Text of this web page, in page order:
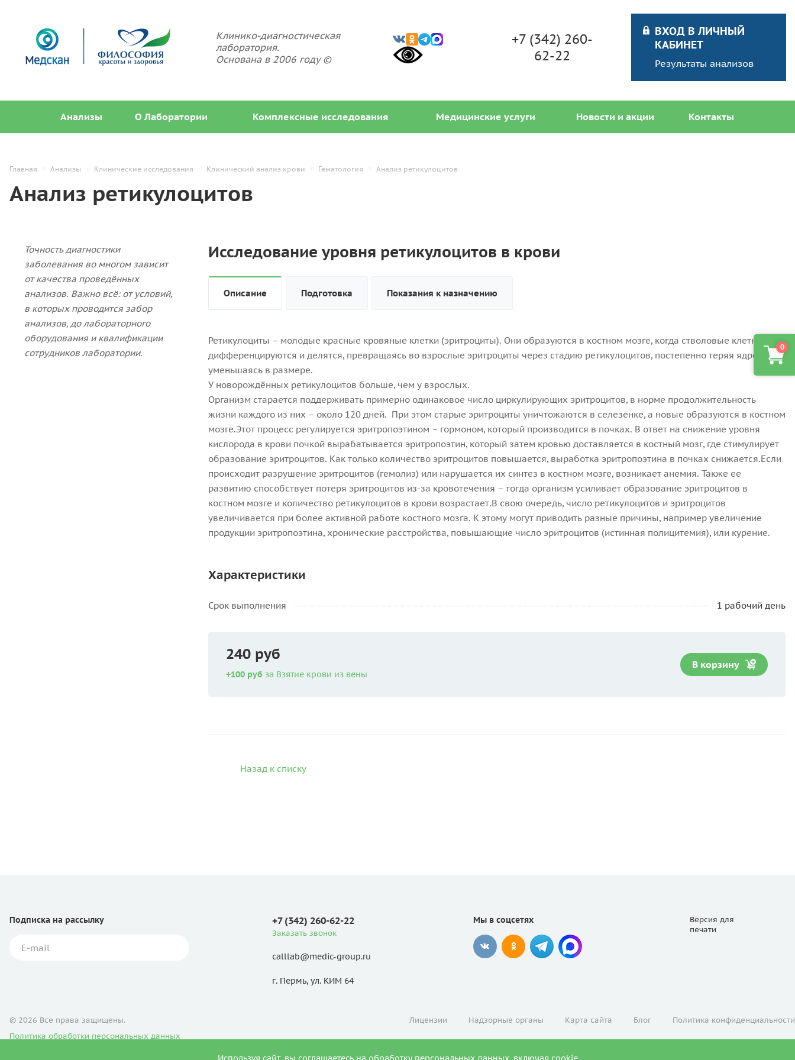
Клинико-диагностическая
лаборатория.
Основана в 2006 году ©
+7 (342) 260-
62-22
ВХОД В ЛИЧНЫЙ
КАБИНЕТ
Результаты анализов
Анализы О Лаборатории Комплексные исследования Медицинские услуги Новости и акции Контакты
0
Главная Анализы Клинические исследования Клинический анализ крови Гематология Анализ ретикулоцитов
Анализ ретикулоцитов
Точность диагностики
заболевания во многом зависит
от качества проведённых
анализов. Важно всё: от условий,
в которых проводится забор
анализов, до лабораторного
оборудования и квалификации
сотрудников лаборатории.
Исследование уровня ретикулоцитов в крови
Описание Подготовка Показания к назначению
Ретикулоциты – молодые красные кровяные клетки (эритроциты). Они образуются в костном мозге, когда стволовые клетки
дифференцируются и делятся, превращаясь во взрослые эритроциты через стадию ретикулоцитов, постепенно теряя ядро и
уменьшаясь в размере.
У новорождённых ретикулоцитов больше, чем у взрослых.
Организм старается поддерживать примерно одинаковое число циркулирующих эритроцитов, в норме продолжительность
жизни каждого из них – около 120 дней. При этом старые эритроциты уничтожаются в селезенке, а новые образуются в костном
мозге.Этот процесс регулируется эритропоэтином – гормоном, который производится в почках. В ответ на снижение уровня
кислорода в крови почкой вырабатывается эритропоэтин, который затем кровью доставляется в костный мозг, где стимулирует
образование эритроцитов. Как только количество эритроцитов повышается, выработка эритропоэтина в почках снижается.Если
происходит разрушение эритроцитов (гемолиз) или нарушается их синтез в костном мозге, возникает анемия. Также ее
развитию способствует потеря эритроцитов из-за кровотечения – тогда организм усиливает образование эритроцитов в
костном мозге и количество ретикулоцитов в крови возрастает.В свою очередь, число ретикулоцитов и эритроцитов
увеличивается при более активной работе костного мозга. К этому могут приводить разные причины, например увеличение
продукции эритропоэтина, хронические расстройства, повышающие число эритроцитов (истинная полицитемия), или курение.
Характеристики
Срок выполнения 1 рабочий день
240 руб
+100 руб за Взятие крови из вены
В корзину
Назад к списку
Подписка на рассылку +7 (342) 260-62-22
Заказать звонок
calllab@medic-group.ru
г. Пермь, ул. КИМ 64
Мы в соцсетях
Версия для
печати
© 2026 Все права защищены.
Политика обработки персональных данных
Лицензии Надзорные органы Карта сайта Блог Политика конфиденциальности